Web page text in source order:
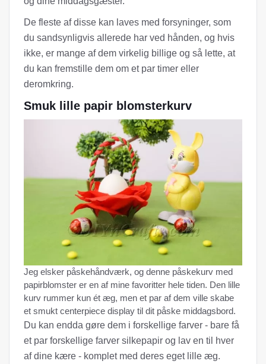
De fleste af disse kan laves med forsyninger, som
du sandsynligvis allerede har ved hånden, og hvis
ikke, er mange af dem virkelig billige og så lette, at
du kan fremstille dem om et par timer eller
deromkring.
Smuk lille papir blomsterkurv
Jeg elsker påskehåndværk, og denne påskekurv med
papirblomster er en af ​​mine favoritter hele tiden. Den lille
kurv rummer kun ét æg, men et par af dem ville skabe
et smukt centerpiece display til dit påske middagsbord.
Du kan endda gøre dem i forskellige farver - bare få
et par forskellige farver silkepapir og lav en til hver
af dine kære - komplet med deres eget lille æg.